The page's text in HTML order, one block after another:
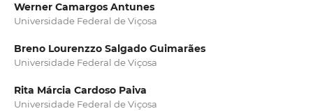
Werner Camargos Antunes
Universidade Federal de Viçosa
Breno Lourenzzo Salgado Guimarães
Universidade Federal de Viçosa
Rita Márcia Cardoso Paiva
Universidade Federal de Viçosa